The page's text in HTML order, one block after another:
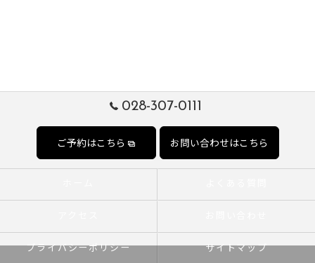
028-307-0111
ご予約はこちら お問い合わせはこちら
プライバシーポリシー サイトマップ